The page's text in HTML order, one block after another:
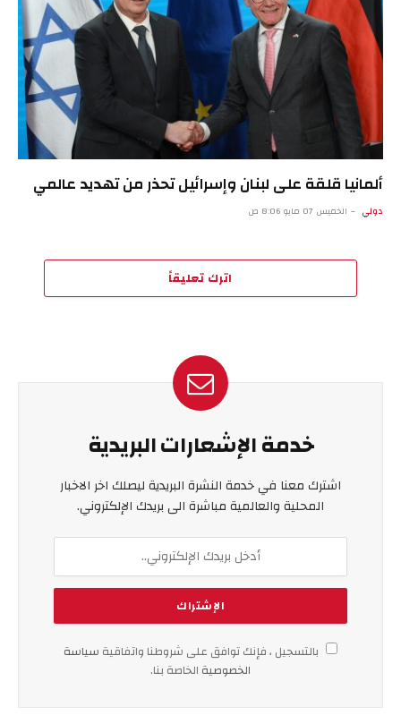
ألمانيا قلقة على لبنان وإسرائيل تحذر من تهديد عالمي
دولي الخميس 07 مايو 8:06 ص
اترك تعليقاً
خدمة الإشعارات البريدية
اشترك معنا في خدمة النشرة البريدية ليصلك اخر الاخبار
المحلية والعالمية مباشرة الى بريدك الإلكتروني.
بالتسجيل ، فإنك توافق على شروطنا واتفاقية سياسة
الخصوصية الخاصة بنا.